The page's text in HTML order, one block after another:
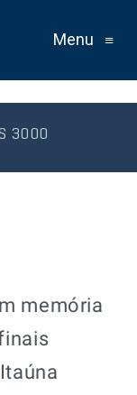
Menu ≡
3000
memória